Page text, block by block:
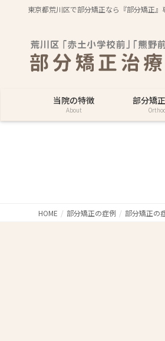
東京都荒川区で部分矯正なら『部分矯正
当院の特徴
About
部分矯
HOME 部分矯正の症例 部分矯正の